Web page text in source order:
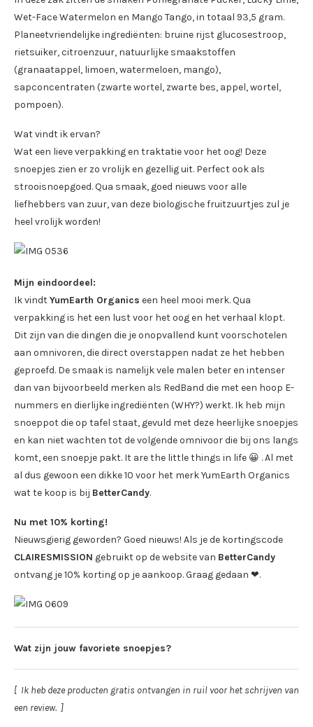
Wet-Face Watermelon en Mango Tango, in totaal 93,5 gram.
Planeetvriendelijke ingrediënten: bruine rijst glucosestroop,
rietsuiker, citroenzuur, natuurlijke smaakstoffen
(granaatappel, limoen, watermeloen, mango),
sapconcentraten (zwarte wortel, zwarte bes, appel, wortel,
pompoen).
Wat vindt ik ervan?
Wat een lieve verpakking en traktatie voor het oog! Deze
snoepjes zien er zo vrolijk en gezellig uit. Perfect ook als
strooisnoepgoed. Qua smaak, goed nieuws voor alle
liefhebbers van zuur, van deze biologische fruitzuurtjes zul je
heel vrolijk worden!
Mijn eindoordeel:
Ik vindtYumEarth Organics een heel mooi merk. Qua
verpakking is het een lust voor het oog en het verhaal klopt.
Dit zijn van die dingen die je onopvallend kunt voorschotelen
aan omnivoren, die direct overstappen nadat ze het hebben
geproefd. De smaak is namelijk vele malen beter en intenser
dan van bijvoorbeeld merken als RedBand die met een hoop E-
nummers en dierlijke ingrediënten (WHY?) werkt. Ik heb mijn
snoeppot die op tafel staat, gevuld met deze heerlijke snoepjes
en kan niet wachten tot de volgende omnivoor die bij ons langs
komt, een snoepje pakt. It are the little things in life 😀 . Al met
al dus gewoon een dikke 10 voor het merk YumEarth Organics
wat te koop is bij BetterCandy.
Nu met 10% korting!
Nieuwsgierig geworden? Goed nieuws! Als je de kortingscode
CLAIRESMISSION gebruikt op de website van BetterCandy
ontvang je 10% korting op je aankoop. Graag gedaan ❤.
Wat zijn jouw favoriete snoepjes?
[ Ik heb deze producten gratis ontvangen in ruil voor het schrijven van
een review. ]